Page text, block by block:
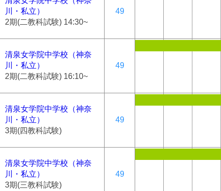
川・私立）
2期(二教科試験) 14:30~
49
清泉女学院中学校（神奈
川・私立）
2期(二教科試験) 16:10~
49
清泉女学院中学校（神奈
川・私立）
3期(四教科試験)
49
清泉女学院中学校（神奈
川・私立）
3期(三教科試験)
49